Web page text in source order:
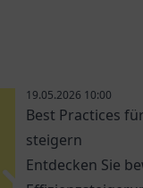
19.05.2026 10:00
Best Practices
steigern
Entdecken Sie